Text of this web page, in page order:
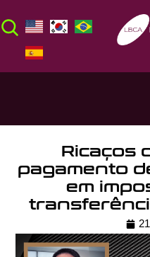
Ricaços
pagamento
em